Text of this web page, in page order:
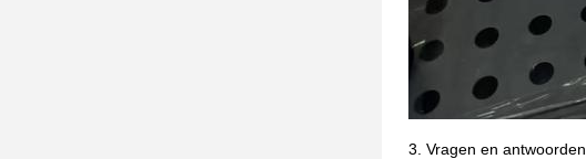
3. Vragen en antwoorden